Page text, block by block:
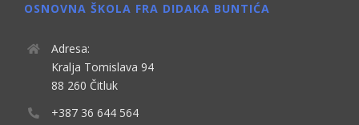
OSNOVNA ŠKOLA FRA DIDAKA BUNTIĆA
Adresa:
Kralja Tomislava 94
88 260 Čitluk
+387 36 644 564